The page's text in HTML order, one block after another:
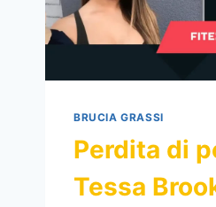
BRUCIA GRASSI
Perdita di
Tessa